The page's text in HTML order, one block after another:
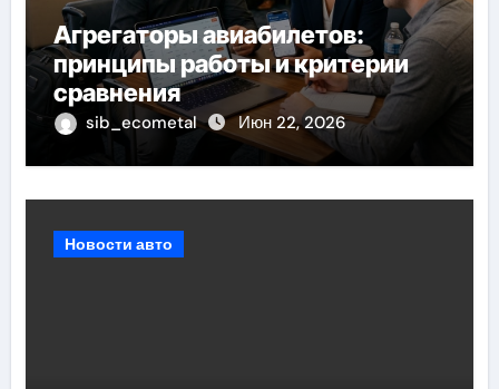
Агрегаторы авиабилетов:
принципы работы и критерии
сравнения
sib_ecometal Июн 22, 2026
Новости авто